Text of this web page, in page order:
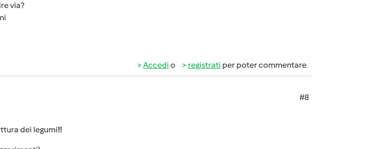
via?
Accedi o registrati per poter commentare
#8
dei legumi!!!